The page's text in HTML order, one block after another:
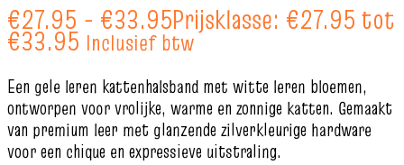
€27.95 - €33.95Prijsklasse: €27.95 tot
€33.95 Inclusief btw
Een gele leren kattenhalsband met witte leren bloemen,
ontworpen voor vrolijke, warme en zonnige katten. Gemaakt
van premium leer met glanzende zilverkleurige hardware
voor een chique en expressieve uitstraling.